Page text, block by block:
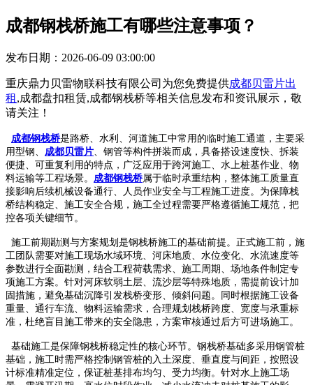
成都钢栈桥施工有哪些注意事项？
发布日期：2026-06-09 03:00:00
重庆鼎力贝雷物联科技有限公司为您免费提供成都贝雷片出
租 ,成都盘扣租赁,成都钢栈桥等相关信息发布和资讯展示，敬
请关注！
成都钢栈桥是路桥、水利、河道施工中常用的临时施工通道，主要采
用型钢、 成都贝雷片、钢管等构件拼装而成，具备搭设速度快、拆装
便捷、可重复利用的特点，广泛应用于跨河施工、水上桩基作业、物
料运输等工程场景。 成都钢栈桥属于临时承重结构，整体施工质量直
接影响后续机械设备通行、人员作业安全与工程施工进度。为保障栈
桥结构稳定、施工安全合规，施工全过程需要严格遵循施工规范，把
控各项关键细节。
施工前期勘测与方案规划是钢栈桥施工的基础前提。正式施工前，施
工团队需要对施工现场水域环境、河床地质、水位变化、水流速度等
参数进行全面勘测，结合工程荷载需求、施工周期、场地条件制定专
项施工方案。针对河床软弱土层、流沙层等特殊地质，需提前设计加
固措施，避免基础沉降引发栈桥变形、倾斜问题。同时根据施工设备
重量、通行车流、物料运输需求，合理规划栈桥跨度、宽度与承重标
准，杜绝盲目施工带来的安全隐患，方案审核通过后方可进场施工。
基础施工是保障钢栈桥稳定性的核心环节。钢栈桥基础多采用钢管桩
基础，施工时需严格控制钢管桩的入土深度、垂直度与间距，按照设
计标准精准定位，保证桩基排布均匀、受力均衡。针对水上施工场